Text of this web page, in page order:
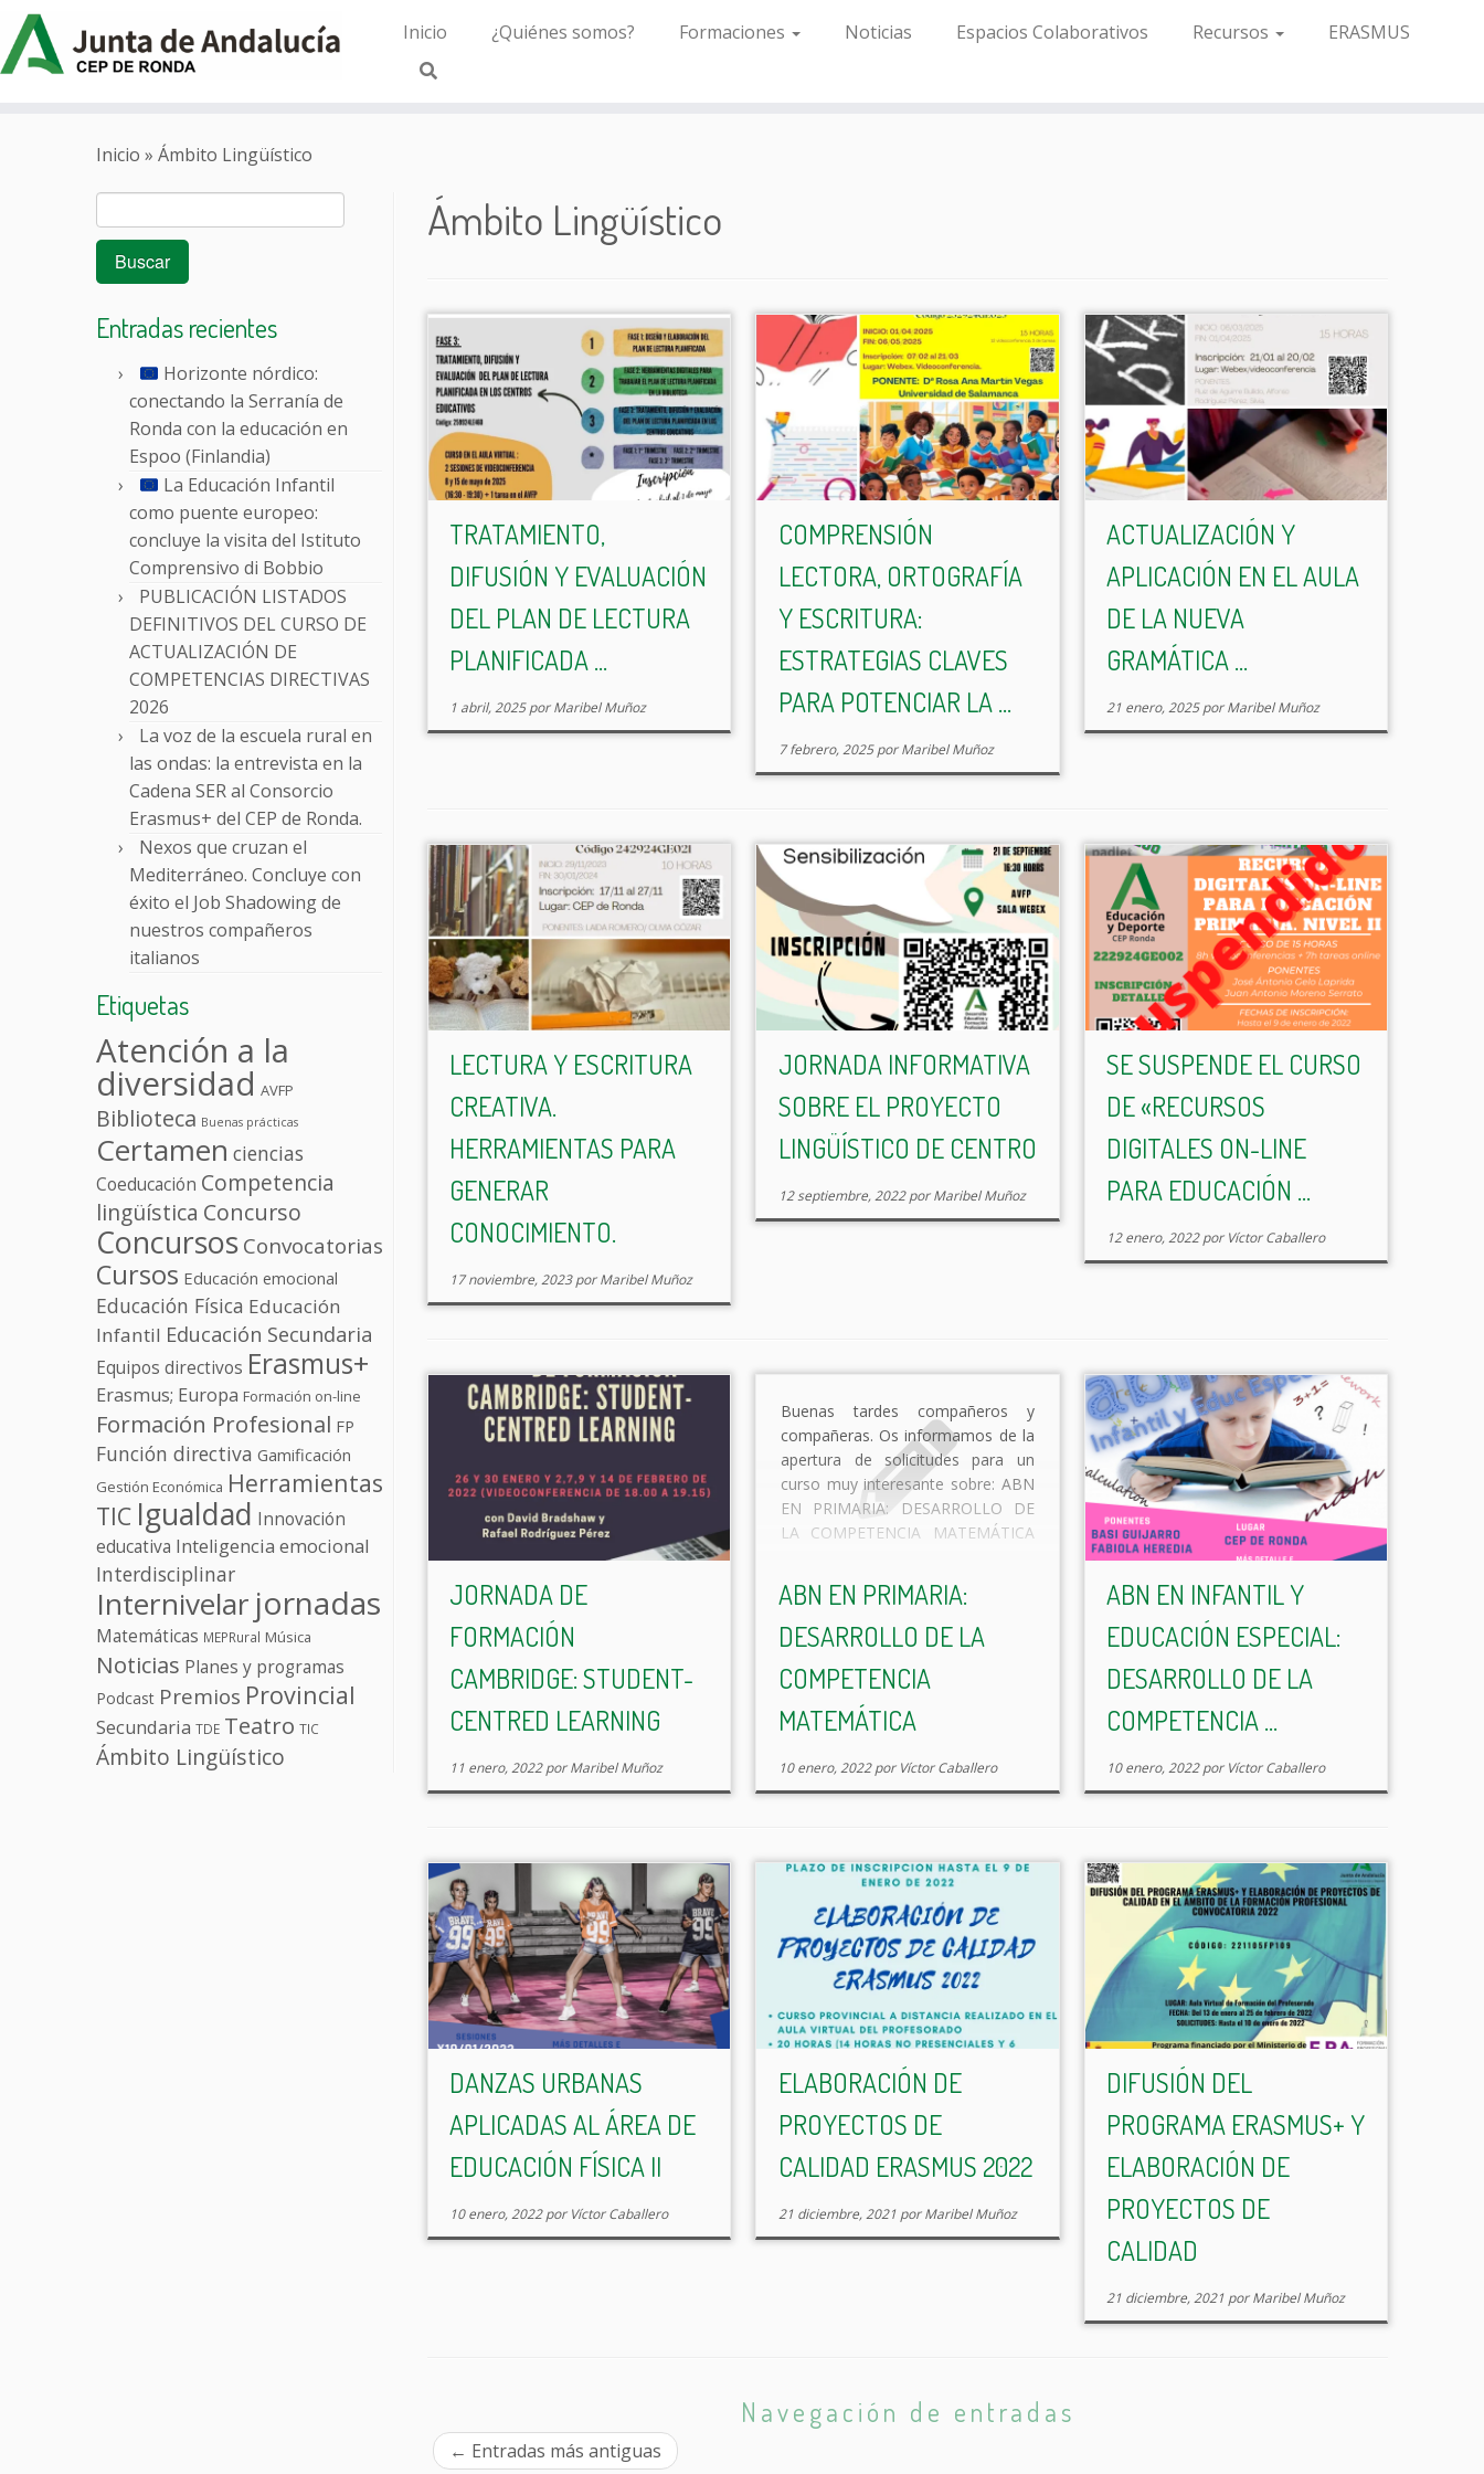
Inicio ¿Quiénes somos? Formaciones Noticias Espacios Colaborativos Recursos ERASMUS
Inicio » Ámbito Lingüístico
Buscar:
Entradas recientes
Horizonte nórdico:
conectando la Serranía de
Ronda con la educación en
Espoo (Finlandia)
La Educación Infantil
como puente europeo:
concluye la visita del Istituto
Comprensivo di Bobbio
PUBLICACIÓN LISTADOS
DEFINITIVOS DEL CURSO DE
ACTUALIZACIÓN DE
COMPETENCIAS DIRECTIVAS
2026
La voz de la escuela rural en
las ondas: la entrevista en la
Cadena SER al Consorcio
Erasmus+ del CEP de Ronda.
Nexos que cruzan el
Mediterráneo. Concluye con
éxito el Job Shadowing de
nuestros compañeros
italianos
Etiquetas
Atención a la
diversidad AVFP
Biblioteca Buenas prácticas
Certamen ciencias
Coeducación Competencia
lingüística Concurso
ConcursosConvocatorias
Cursos Educación emocional
Educación Física Educación
Infantil Educación Secundaria
Equipos directivos Erasmus+
Erasmus; Europa Formación on-line
Formación Profesional FP
Función directiva Gamificación
Gestión Económica Herramientas
TIC Igualdad Innovación
educativa Inteligencia emocional
Interdisciplinar
Internivelar jornadas
Matemáticas MEPRural Música
Noticias Planes y programas
Podcast Premios Provincial
Secundaria TDE Teatro TIC
Ámbito Lingüístico
Ámbito Lingüístico
TRATAMIENTO,
DIFUSIÓN Y EVALUACIÓN
DEL PLAN DE LECTURA
PLANIFICADA ...
1 abril, 2025 porMaribel Muñoz
COMPRENSIÓN
LECTORA, ORTOGRAFÍA
Y ESCRITURA:
ESTRATEGIAS CLAVES
PARA POTENCIAR LA ...
7 febrero, 2025 porMaribel Muñoz
ACTUALIZACIÓN Y
APLICACIÓN EN EL AULA
DE LA NUEVA
GRAMÁTICA ...
21 enero, 2025 porMaribel Muñoz
LECTURA Y ESCRITURA
CREATIVA.
HERRAMIENTAS PARA
GENERAR
CONOCIMIENTO.
17 noviembre, 2023 porMaribel Muñoz
JORNADA INFORMATIVA
SOBRE EL PROYECTO
LINGÜÍSTICO DE CENTRO
12 septiembre, 2022 porMaribel Muñoz
SE SUSPENDE EL CURSO
DE «RECURSOS
DIGITALES ON-LINE
PARA EDUCACIÓN ...
12 enero, 2022 por Víctor Caballero
JORNADA DE
FORMACIÓN
CAMBRIDGE: STUDENT-
CENTRED LEARNING
11 enero, 2022 porMaribel Muñoz
Buenas tardes compañeros y
compañeras. Os informamos de la
apertura de solicitudes para un
curso muy interesante sobre: ABN
EN PRIMARIA: DESARROLLO DE
LA COMPETENCIA MATEMÁTICA
totales 4 sesiones de 2,5 horas
presenciales. Y 3 horas no
presenciales con tareas SESIONES:
ABN EN PRIMARIA:
DESARROLLO DE LA
COMPETENCIA
MATEMÁTICA
10 enero, 2022 por Víctor Caballero
ABN EN INFANTIL Y
EDUCACIÓN ESPECIAL:
DESARROLLO DE LA
COMPETENCIA ...
10 enero, 2022 por Víctor Caballero
DANZAS URBANAS
APLICADAS AL ÁREA DE
EDUCACIÓN FÍSICA II
10 enero, 2022 por Víctor Caballero
ELABORACIÓN DE
PROYECTOS DE
CALIDAD ERASMUS 2022
21 diciembre, 2021 porMaribel Muñoz
DIFUSIÓN DEL
PROGRAMA ERASMUS+ Y
ELABORACIÓN DE
PROYECTOS DE
CALIDAD
21 diciembre, 2021 porMaribel Muñoz
Navegación de entradas
← Entradas más antiguas